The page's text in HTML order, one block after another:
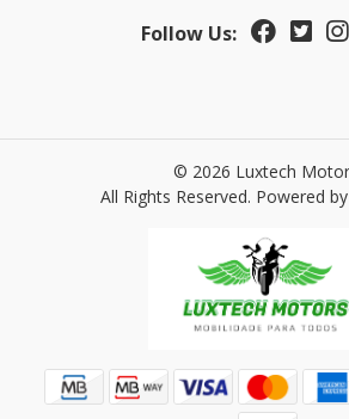
Follow Us:
© 2026 Luxtech
All Rights Reserved. Powered